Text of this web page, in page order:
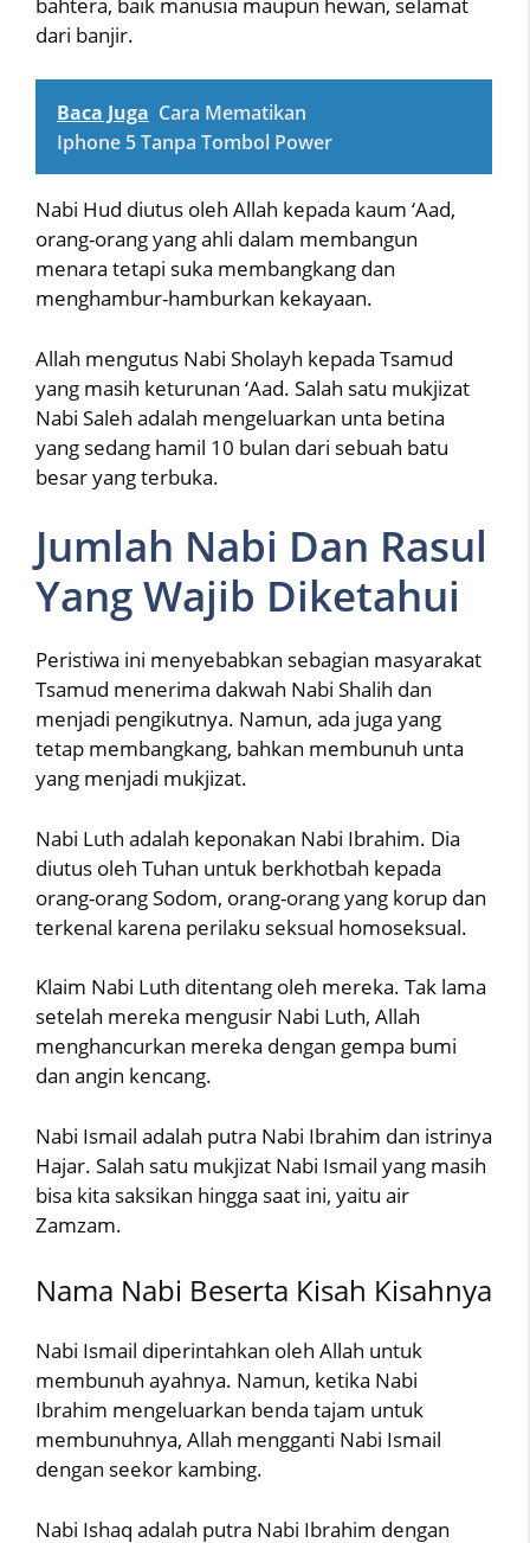
dari banjir.
Baca Juga Cara Mematikan
Iphone 5 Tanpa Tombol Power
Nabi Hud diutus oleh Allah kepada kaum ‘Aad,
orang-orang yang ahli dalam membangun
menara tetapi suka membangkang dan
menghambur-hamburkan kekayaan.
Allah mengutus Nabi Sholayh kepada Tsamud
yang masih keturunan ‘Aad. Salah satu mukjizat
Nabi Saleh adalah mengeluarkan unta betina
yang sedang hamil 10 bulan dari sebuah batu
besar yang terbuka.
Jumlah Nabi Dan Rasul
Yang Wajib Diketahui
Peristiwa ini menyebabkan sebagian masyarakat
Tsamud menerima dakwah Nabi Shalih dan
menjadi pengikutnya. Namun, ada juga yang
tetap membangkang, bahkan membunuh unta
yang menjadi mukjizat.
Nabi Luth adalah keponakan Nabi Ibrahim. Dia
diutus oleh Tuhan untuk berkhotbah kepada
orang-orang Sodom, orang-orang yang korup dan
terkenal karena perilaku seksual homoseksual.
Klaim Nabi Luth ditentang oleh mereka. Tak lama
setelah mereka mengusir Nabi Luth, Allah
menghancurkan mereka dengan gempa bumi
dan angin kencang.
Nabi Ismail adalah putra Nabi Ibrahim dan istrinya
Hajar. Salah satu mukjizat Nabi Ismail yang masih
bisa kita saksikan hingga saat ini, yaitu air
Zamzam.
Nama Nabi Beserta Kisah Kisahnya
Nabi Ismail diperintahkan oleh Allah untuk
membunuh ayahnya. Namun, ketika Nabi
Ibrahim mengeluarkan benda tajam untuk
membunuhnya, Allah mengganti Nabi Ismail
dengan seekor kambing.
Nabi Ishaq adalah putra Nabi Ibrahim dengan